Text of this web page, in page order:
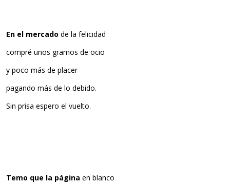
En el mercado de la felicidad
compré unos gramos de ocio
y poco más de placer
pagando más de lo debido.
Sin prisa espero el vuelto.
Temo que la página en blanco